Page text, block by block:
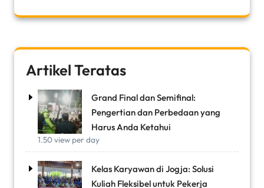
Artikel Teratas
Grand Final dan Semifinal:
Pengertian dan Perbedaan yang
Harus Anda Ketahui
1.50 view per day
Kelas Karyawan di Jogja: Solusi
Kuliah Fleksibel untuk Pekerja